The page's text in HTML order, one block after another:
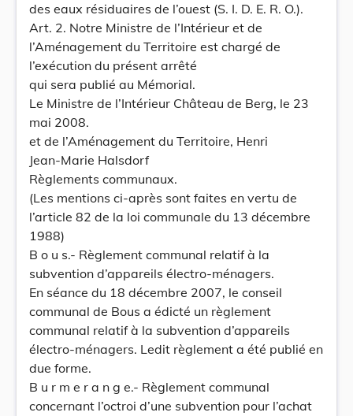
des eaux résiduaires de l’ouest (S. I. D. E. R. O.).
Art. 2. Notre Ministre de l’Intérieur et de
l’Aménagement du Territoire est chargé de
l’exécution du présent arrêté
qui sera publié au Mémorial.
Le Ministre de l’Intérieur Château de Berg, le 23
mai 2008.
et de l’Aménagement du Territoire, Henri
Jean-Marie Halsdorf
Règlements communaux.
(Les mentions ci-après sont faites en vertu de
l’article 82 de la loi communale du 13 décembre
1988)
B o u s.- Règlement communal relatif à la
subvention d’appareils électro-ménagers.
En séance du 18 décembre 2007, le conseil
communal de Bous a édicté un règlement
communal relatif à la subvention d’appareils
électro-ménagers. Ledit règlement a été publié en
due forme.
B u r m e r a n g e.- Règlement communal
concernant l’octroi d’une subvention pour l’achat